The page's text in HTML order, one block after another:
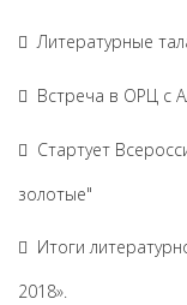
Литературные
Встреча в ОРЦ с
Cтартует
золотые"
Итоги
2018».